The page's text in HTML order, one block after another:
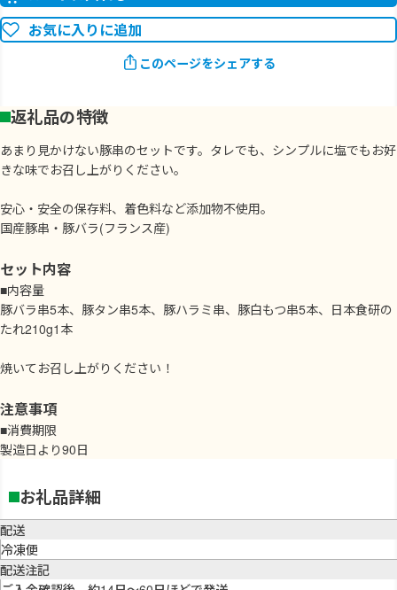
お気に入りに追加
このページをシェアする
返礼品の特徴
あまり見かけない豚串のセットです。タレでも、シンプルに塩でもお好
きな味でお召し上がりください。
安心・安全の保存料、着色料など添加物不使用。
国産豚串・豚バラ(フランス産)
セット内容
■内容量
豚バラ串5本、豚タン串5本、豚ハラミ串、豚白もつ串5本、日本食研の
たれ210g1本
焼いてお召し上がりください！
注意事項
■消費期限
製造日より90日
お礼品詳細
配送
冷凍便
配送注記